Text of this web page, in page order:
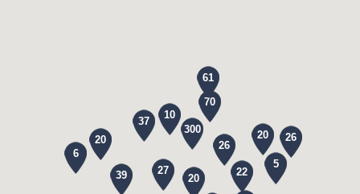
70
26
37
20
22
300
20
6
27
39
20
61
26
10
5